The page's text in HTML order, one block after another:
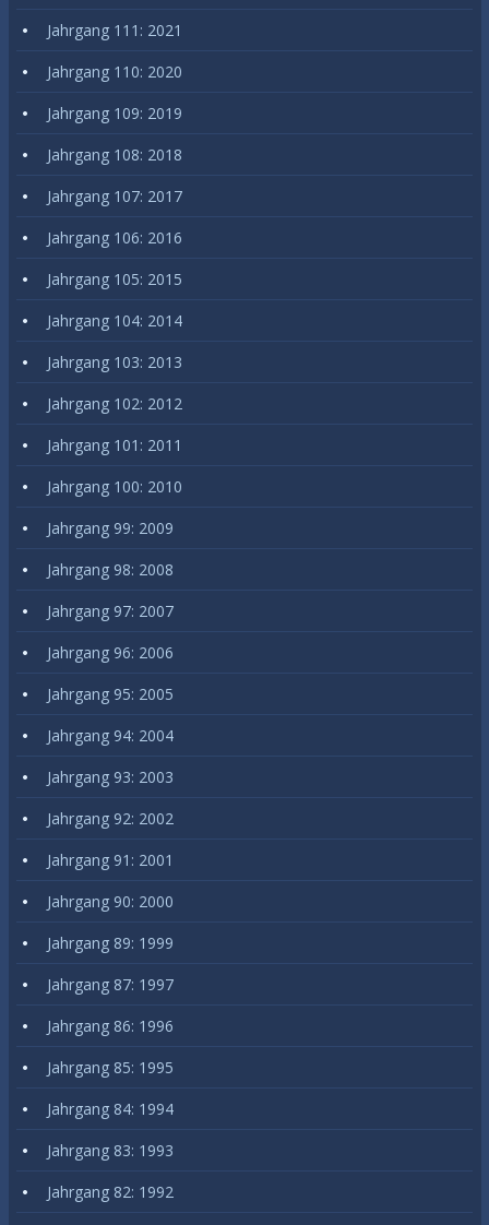
Jahrgang 111: 2021
Jahrgang 110: 2020
Jahrgang 109: 2019
Jahrgang 108: 2018
Jahrgang 107: 2017
Jahrgang 106: 2016
Jahrgang 105: 2015
Jahrgang 104: 2014
Jahrgang 103: 2013
Jahrgang 102: 2012
Jahrgang 101: 2011
Jahrgang 100: 2010
Jahrgang 99: 2009
Jahrgang 98: 2008
Jahrgang 97: 2007
Jahrgang 96: 2006
Jahrgang 95: 2005
Jahrgang 94: 2004
Jahrgang 93: 2003
Jahrgang 92: 2002
Jahrgang 91: 2001
Jahrgang 90: 2000
Jahrgang 89: 1999
Jahrgang 87: 1997
Jahrgang 86: 1996
Jahrgang 85: 1995
Jahrgang 84: 1994
Jahrgang 83: 1993
Jahrgang 82: 1992